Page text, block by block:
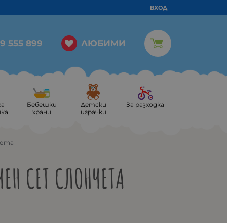
ВХОД
555 899 ЛЮБИМИ
Бебешки
храни
Детски
играчки
За разходка
СЕТ СЛОНЧЕТА